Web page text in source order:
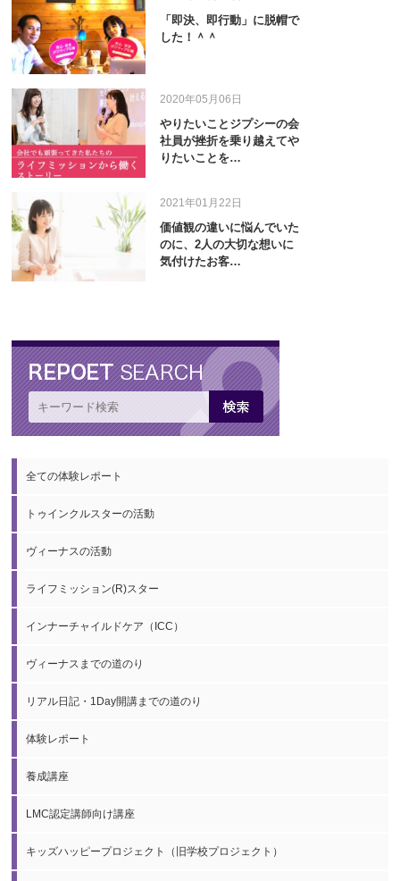
「即決、即行動」に脱帽で
した！＾＾
2020年05月06日
やりたいことジプシーの会
社員が挫折を乗り越えてや
りたいことを…
2021年01月22日
価値観の違いに悩んでいた
のに、2人の大切な想いに
気付けたお客…
全ての体験レポート
トゥインクルスターの活動
ヴィーナスの活動
ライフミッション(R)スター
インナーチャイルドケア（ICC）
ヴィーナスまでの道のり
リアル日記・1Day開講までの道のり
体験レポート
養成講座
LMC認定講師向け講座
キッズハッピープロジェクト（旧学校プロジェクト）